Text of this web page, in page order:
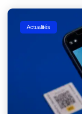
Actualités